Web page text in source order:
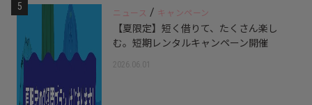
5 ニュース / キャンペーン
【夏限定】短く借りて、たくさん楽し
む。短期レンタルキャンペーン開催
2026.06.01